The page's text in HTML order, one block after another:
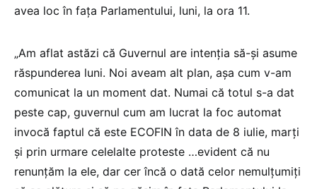
avea loc în fața Parlamentului, luni, la ora 11.
„Am aflat astăzi că Guvernul are intenția să-și asume
răspunderea luni. Noi aveam alt plan, așa cum v-am
comunicat la un moment dat. Numai că totul s-a dat
peste cap, guvernul cum am lucrat la foc automat
invocă faptul că este ECOFIN în data de 8 iulie, marți
și prin urmare celelalte proteste …evident că nu
renunțăm la ele, dar cer încă o dată celor nemulțumiți